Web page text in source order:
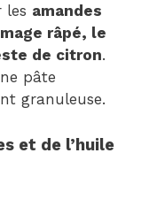
les amandes
râpé, le
de citron.
pâte
granuleuse.
et de l’huile